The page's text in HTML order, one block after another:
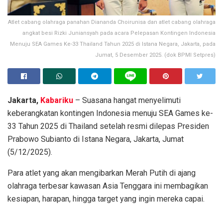
Atlet cabang olahraga panahan Diananda Choirunisa dan atlet cabang olahraga
angkat besi Rizki Juniansyah pada acara Pelepasan Kontingen Indonesia
Menuju SEA Games Ke-33 Thailand Tahun 2025 di Istana Negara, Jakarta, pada
Jumat, 5 Desember 2025. (dok BPMI Setpres)
Jakarta, Kabariku – Suasana hangat menyelimuti
keberangkatan kontingen Indonesia menuju SEA Games ke-
33 Tahun 2025 di Thailand setelah resmi dilepas Presiden
Prabowo Subianto di Istana Negara, Jakarta, Jumat
(5/12/2025).
Para atlet yang akan mengibarkan Merah Putih di ajang
olahraga terbesar kawasan Asia Tenggara ini membagikan
kesiapan, harapan, hingga target yang ingin mereka capai.